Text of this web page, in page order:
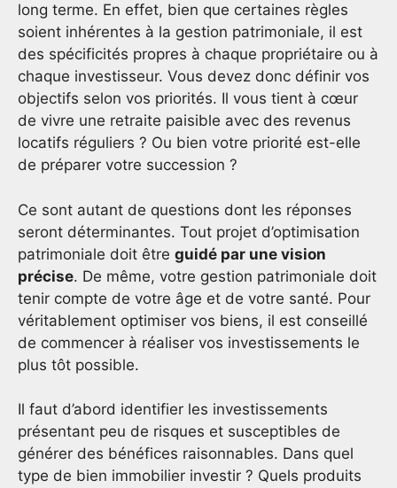
long terme. En effet, bien que certaines règles
soient inhérentes à la gestion patrimoniale, il est
des spécificités propres à chaque propriétaire ou à
chaque investisseur. Vous devez donc définir vos
objectifs selon vos priorités. Il vous tient à cœur
de vivre une retraite paisible avec des revenus
locatifs réguliers ? Ou bien votre priorité est-elle
de préparer votre succession ?
Ce sont autant de questions dont les réponses
seront déterminantes. Tout projet d’optimisation
patrimoniale doit être guidé par une vision
précise. De même, votre gestion patrimoniale doit
tenir compte de votre âge et de votre santé. Pour
véritablement optimiser vos biens, il est conseillé
de commencer à réaliser vos investissements le
plus tôt possible.
Il faut d’abord identifier les investissements
présentant peu de risques et susceptibles de
générer des bénéfices raisonnables. Dans quel
type de bien immobilier investir ? Quels produits